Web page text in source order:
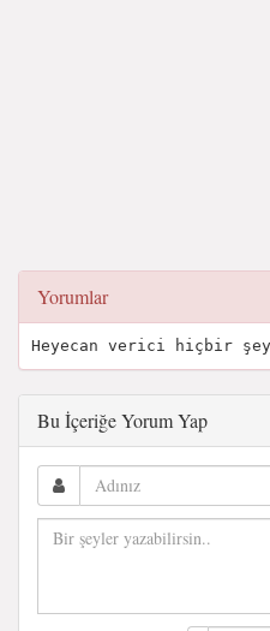
Yorumlar
Heyecan verici hiçbir
Bu İçeriğe Yorum Yap